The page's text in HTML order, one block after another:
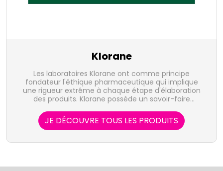
Klorane
Les laboratoires Klorane ont comme principe
fondateur l'éthique pharmaceutique qui implique
une rigueur extrême à chaque étape d'élaboration
des produits. Klorane possède un savoir-faire
patrimoine végétal.
JE DÉCOUVRE TOUS LES PRODUITS